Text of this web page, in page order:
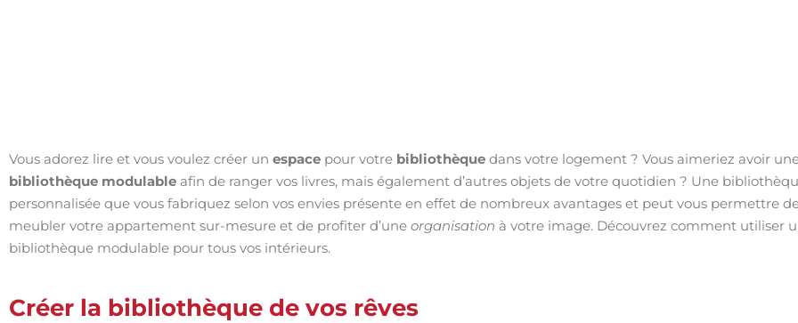
Vous adorez lire et vous voulez créer un espace pour votre bibliothèque dans votre logement ? Vous aimeriez avoir
bibliothèque modulable afin de ranger vos livres, mais également d’autres objets de votre quotidien ? Une
personnalisée que vous fabriquez selon vos envies présente en effet de nombreux avantages et peut vous permettre
meubler votre appartement sur-mesure et de profiter d’une organisation à votre image. Découvrez comment utiliser
bibliothèque modulable pour tous vos intérieurs.
Créer la bibliothèque de vos rêves